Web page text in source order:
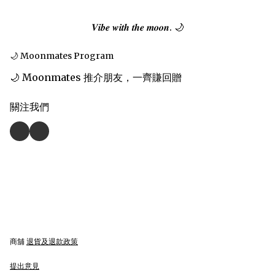
𝑽𝒊𝒃𝒆 𝒘𝒊𝒕𝒉 𝒕𝒉𝒆 𝒎𝒐𝒐𝒏. 🌙
🌙 Moonmates Program
🌙 Moonmates 推介朋友，一齊賺回贈
關注我們
商舖 退貨及退款政策
提出意見